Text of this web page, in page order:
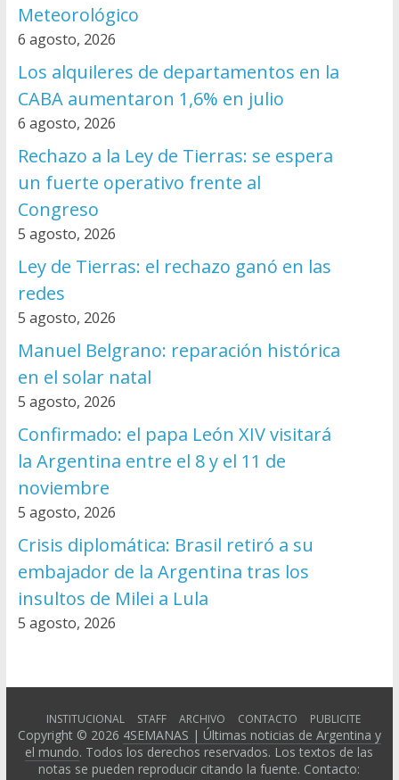
Meteorológico
6 agosto, 2026
Los alquileres de departamentos en la
CABA aumentaron 1,6% en julio
6 agosto, 2026
Rechazo a la Ley de Tierras: se espera
un fuerte operativo frente al
Congreso
5 agosto, 2026
Ley de Tierras: el rechazo ganó en las
redes
5 agosto, 2026
Manuel Belgrano: reparación histórica
en el solar natal
5 agosto, 2026
Confirmado: el papa León XIV visitará
la Argentina entre el 8 y el 11 de
noviembre
5 agosto, 2026
Crisis diplomática: Brasil retiró a su
embajador de la Argentina tras los
insultos de Milei a Lula
5 agosto, 2026
INSTITUCIONAL STAFF ARCHIVO CONTACTO PUBLICITE
Copyright © 2026 4SEMANAS | Últimas noticias de Argentina y
el mundo. Todos los derechos reservados. Los textos de las
notas se pueden reproducir citando la fuente. Contacto: